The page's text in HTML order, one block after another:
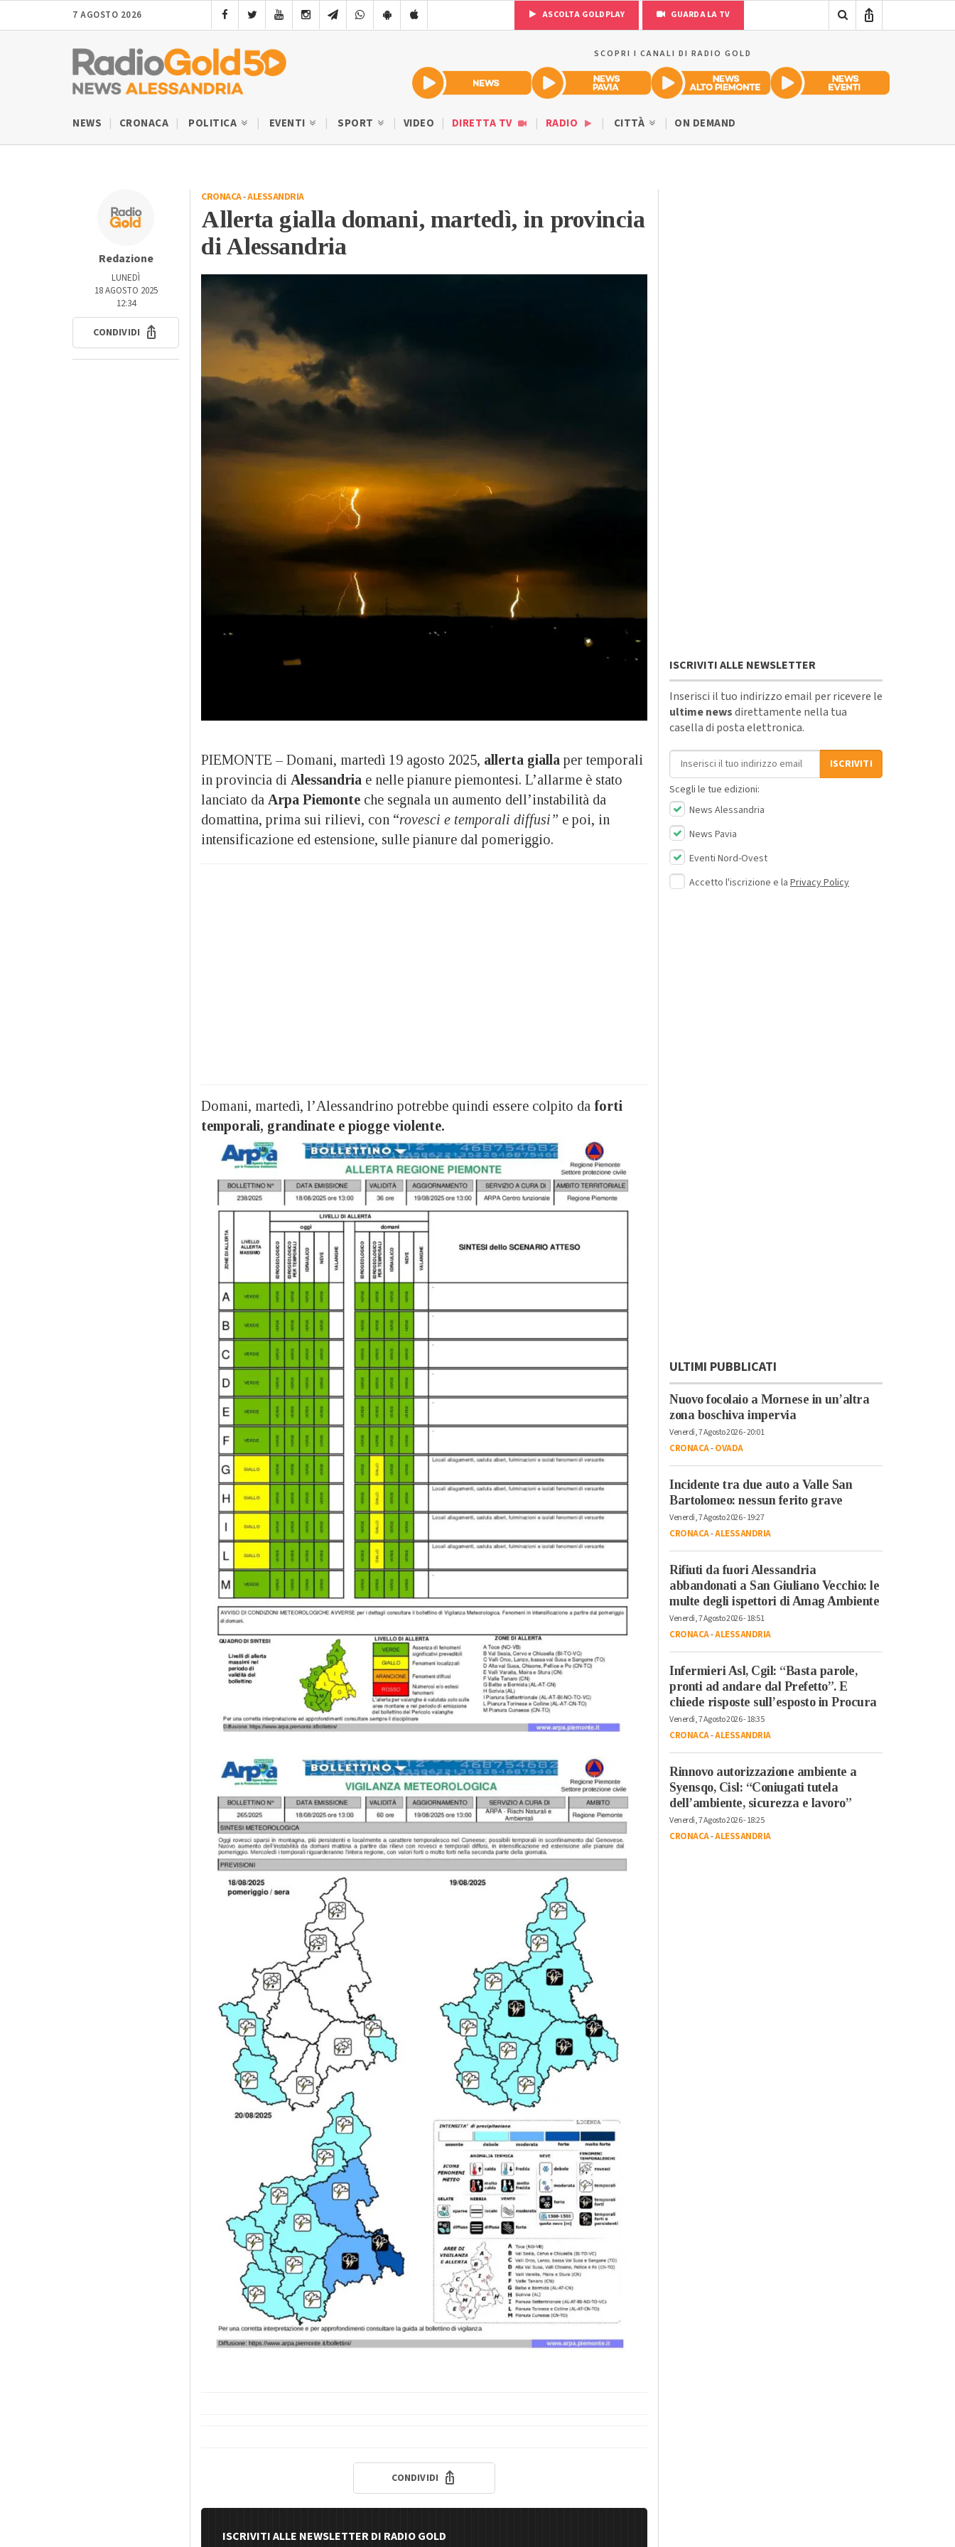
7 AGOSTO 2026 ASCOLTA GOLDPLAY GUARDA LA TV
SCOPRI I CANALI DI RADIO GOLD
NEWS CRONACA POLITICA EVENTI SPORT VIDEO DIRETTA TV RADIO CITTÀ ON DEMAND
Redazione
LUNEDÌ
18 AGOSTO 2025
12:34
CONDIVIDI
CRONACA-ALESSANDRIA
Allerta gialla domani, martedì, in provincia
di Alessandria
PIEMONTE – Domani, martedì 19 agosto 2025, allerta gialla per temporali
in provincia di Alessandria e nelle pianure piemontesi. L’allarme è stato
lanciato da Arpa Piemonte che segnala un aumento dell’instabilità da
domattina, prima sui rilievi, con “rovesci e temporali diffusi” e poi, in
intensificazione ed estensione, sulle pianure dal pomeriggio.
Domani, martedì, l’Alessandrino potrebbe quindi essere colpito da forti
temporali, grandinate e piogge violente.
CONDIVIDI
ISCRIVITI ALLE NEWSLETTER DI RADIO GOLD
ISCRIVITI ALLE NEWSLETTER
Inserisci il tuo indirizzo email per ricevere le
ultime newsdirettamente nella tua
casella di posta elettronica.
Indirizzo email
ISCRIVITI
Scegli le tue edizioni:
News Alessandria
News Pavia
Eventi Nord-Ovest
Accetto l'iscrizione e la Privacy Policy
ULTIMI PUBBLICATI
Nuovo focolaio a Mornese in un’altra
zona boschiva impervia
Venerdì, 7 Agosto 2026 - 20:01
CRONACA-OVADA
Incidente tra due auto a Valle San
Bartolomeo: nessun ferito grave
Venerdì, 7 Agosto 2026 - 19:27
CRONACA-ALESSANDRIA
Rifiuti da fuori Alessandria
abbandonati a San Giuliano Vecchio: le
multe degli ispettori di Amag Ambiente
Venerdì, 7 Agosto 2026 - 18:51
CRONACA-ALESSANDRIA
Infermieri Asl, Cgil: “Basta parole,
pronti ad andare dal Prefetto”. E
chiede risposte sull’esposto in Procura
Venerdì, 7 Agosto 2026 - 18:35
CRONACA-ALESSANDRIA
Rinnovo autorizzazione ambiente a
Syensqo, Cisl: “Coniugati tutela
dell’ambiente, sicurezza e lavoro”
Venerdì, 7 Agosto 2026 - 18:25
CRONACA-ALESSANDRIA